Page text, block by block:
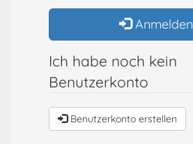
Anmelden
Ich habe noch kein
Benutzerkonto
Benutzerkonto erstellen